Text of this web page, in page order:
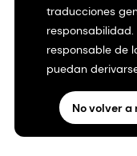
traducciones
responsabilidad.
responsable de
puedan
No volver
Declaración de
Información jurídica
Mapa del sitio